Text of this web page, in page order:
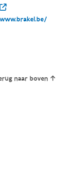
www.brakel.be/
naar boven